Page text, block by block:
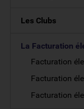
Les Clubs
La Facturation
Facturation
Facturation
Facturation